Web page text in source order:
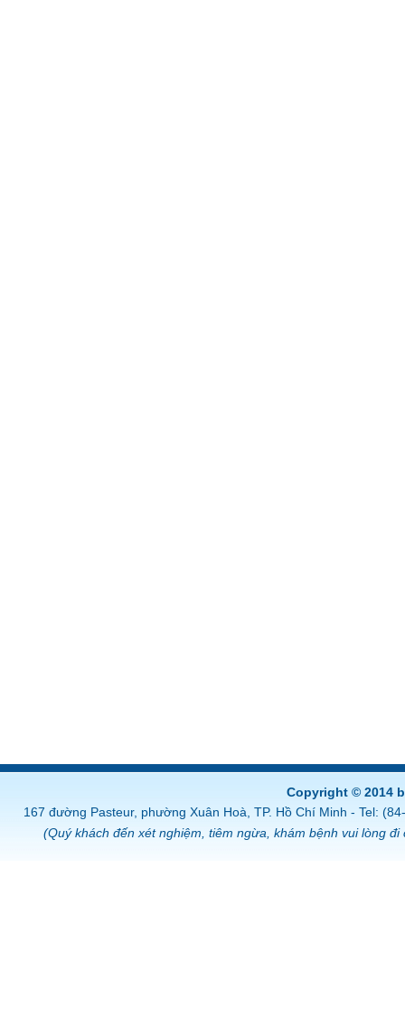
Copyright © 2014
167 đường Pasteur, phường Xuân Hoà, TP. Hồ Chí Minh - Tel:
(Quý khách đến xét nghiệm, tiêm ngừa, khám bệnh vui lòng